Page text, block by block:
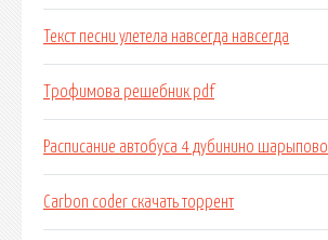
Текст песни улетела навсегда навсегда
Трофимова решебник pdf
Расписание автобуса 4 дубинино шарыпово
Carbon coder скачать торрент